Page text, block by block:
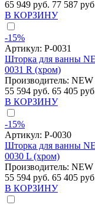
65 949 руб. 77 587
В КОРЗИНУ
-15%
Артикул: P-0031
Шторка для ванны
0031 R (хром)
Производитель:
55 594 руб. 65 405
В КОРЗИНУ
-15%
Артикул: P-0030
Шторка для ванны
0030 L (хром)
Производитель:
55 594 руб. 65 405
В КОРЗИНУ